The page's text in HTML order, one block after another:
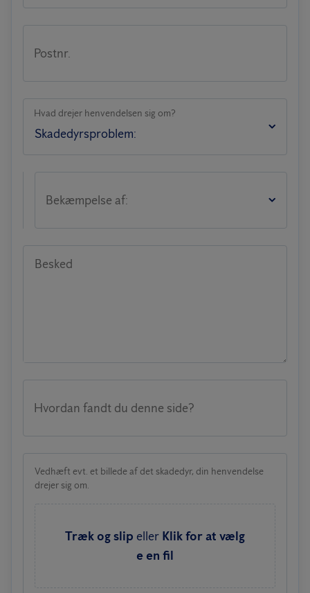
Postnr.
Hvad drejer henvendelsen sig om?
Bekæmpelse af:
Besked
Hvordan fandt du denne side?
Vedhæft evt. et billede af det skadedyr, din henvendelse
drejer sig om.
Træk og slip eller Klik for at vælg
e en fil